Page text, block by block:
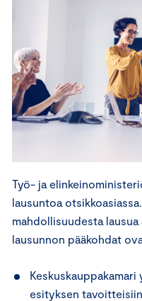
Työ- ja
lausuntoa
mahdollisuudesta lausua
lausunnon pääkohdat
esityksen